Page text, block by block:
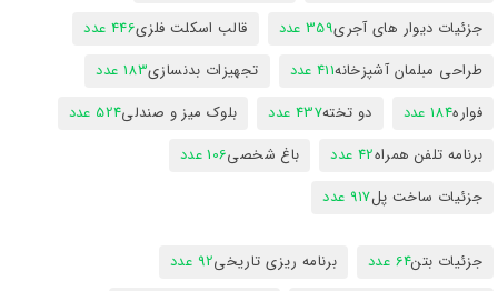
جزئیات دیوار های آجری359 عدد قالب اسکلت فلزی446 عدد
طراحی مبلمان آشپزخانه411 عدد تجهیزات بدنسازی183 عدد
فواره184 عدد دو تخته437 عدد بلوک میز و صندلی524 عدد
برنامه تلفن همراه42 عدد باغ شخصی106 عدد
جزئیات ساخت پل917 عدد
جزئیات بتن64 عدد برنامه ریزی تاریخی92 عدد